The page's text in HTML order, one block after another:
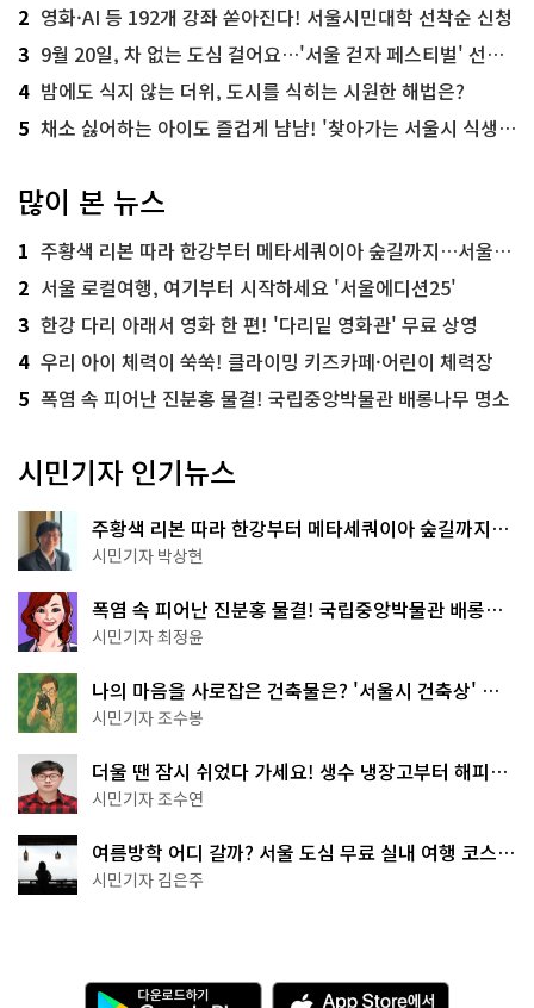
2 영화·AI 등 192개 강좌 쏟아진다! 서울시민대학 선착순 신청
3 9월 20일, 차 없는 도심 걸어요…'서울 걷자 페스티벌' 선착순 5천명
4 밤에도 식지 않는 더위, 도시를 식히는 시원한 해법은?
5 채소 싫어하는 아이도 즐겁게 냠냠! '찾아가는 서울시 식생활 교육' 현장
많이 본 뉴스
1 주황색 리본 따라 한강부터 메타세쿼이아 숲길까지…서울둘레길 15코스
2 서울 로컬여행, 여기부터 시작하세요 '서울에디션25'
3 한강 다리 아래서 영화 한 편! '다리밑 영화관' 무료 상영
4 우리 아이 체력이 쑥쑥! 클라이밍 키즈카페·어린이 체력장
5 폭염 속 피어난 진분홍 물결! 국립중앙박물관 배롱나무 명소
시민기자 인기뉴스
주황색 리본 따라 한강부터 메타세쿼이아 숲길까지…
서울둘레길 15코스
시민기자 박상현
폭염 속 피어난 진분홍 물결! 국립중앙박물관 배롱나
무 명소
시민기자 최정윤
나의 마음을 사로잡은 건축물은? '서울시 건축상' 수
상작 공개!
시민기자 조수봉
더울 땐 잠시 쉬었다 가세요! 생수 냉장고부터 해피소
·무더위쉼터까지
시민기자 조수연
여름방학 어디 갈까? 서울 도심 무료 실내 여행 코스
추천
시민기자 김은주
다 A